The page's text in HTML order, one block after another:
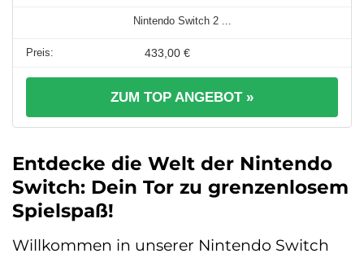
Nintendo Switch 2 ...
433,00 €
ZUM TOP ANGEBOT »
Entdecke die Welt der Nintendo
Switch: Dein Tor zu grenzenlosem
Spielspaß!
Willkommen in unserer Nintendo Switch